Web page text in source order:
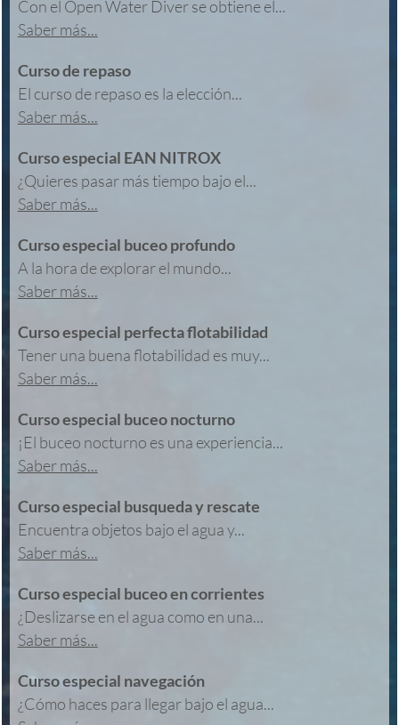
Con el Open Water Diver se obtiene el...
Saber más...
Curso de repaso
El curso de repaso es la elección...
Saber más...
Curso especial EAN NITROX
¿Quieres pasar más tiempo bajo el...
Saber más...
Curso especial buceo profundo
A la hora de explorar el mundo...
Saber más...
Curso especial perfecta flotabilidad
Tener una buena flotabilidad es muy...
Saber más...
Curso especial buceo nocturno
¡El buceo nocturno es una experiencia...
Saber más...
Curso especial busqueda y rescate
Encuentra objetos bajo el agua y...
Saber más...
Curso especial buceo en corrientes
¿Deslizarse en el agua como en una...
Saber más...
Curso especial navegación
¿Cómo haces para llegar bajo el agua...